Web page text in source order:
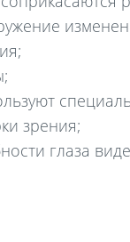
зрения;
глаза